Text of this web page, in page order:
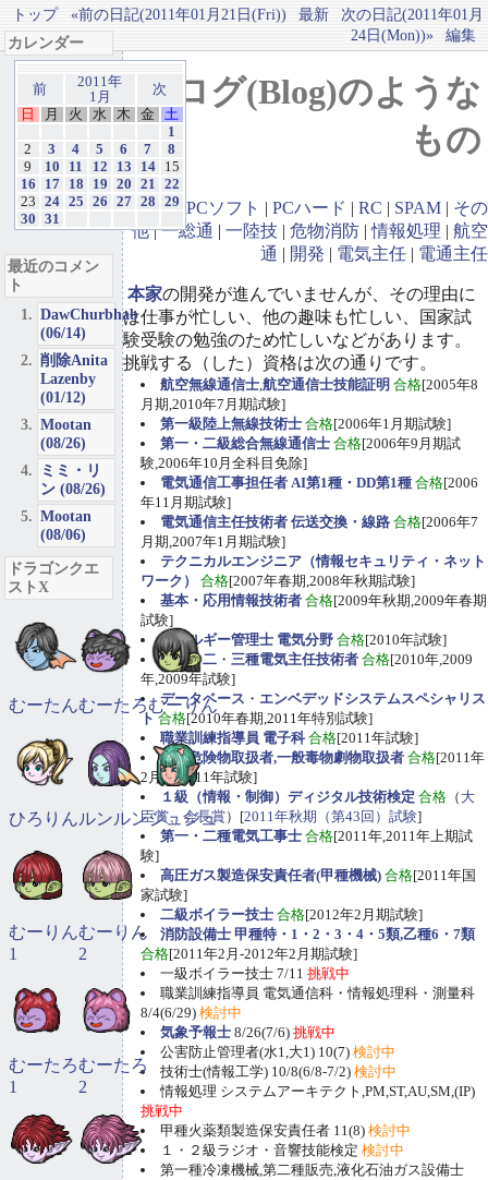
トップ «前の日記(2011年01月21日(Fri)) 最新
次の日記(2011年01月
24日(Mon))»
編集
ブログ(Blog)のような
もの
GBA| PCソフト | PCハード | RC | SPAM | その
他|一総通 | 一陸技 | 危物消防 |情報処理 | 航空
通 | 開発 | 電気主任 | 電通主任
本家の開発が進んでいませんが、その理由に
は仕事が忙しい、他の趣味も忙しい、国家試
験受験の勉強のため忙しいなどがあります。
挑戦する（した）資格は次の通りです。
航空無線通信士,航空通信士技能証明 合格[2005年8
月期,2010年7月期試験]
第一級陸上無線技術士 合格[2006年1月期試験]
第一・二級総合無線通信士 合格[2006年9月期試
験,2006年10月全科目免除]
電気通信工事担任者 AI第1種・DD第1種 合格[2006
年11月期試験]
電気通信主任技術者 伝送交換・線路 合格[2006年7
月期,2007年1月期試験]
テクニカルエンジニア（情報セキュリティ・ネット
ワーク）
合格[2007年春期,2008年秋期試験]
基本・応用情報技術者 合格[2009年秋期,2009年春期
試験]
エネルギー管理士 電気分野 合格[2010年試験]
第一・二 ・ 三種電気主任技術者 合格[2010年,2009
年,2009年試験]
データベース ・ エンベデッドシステムスペシャリス
ト 合格[2010年春期,2011年特別試験]
職業訓練指導員 電子科 合格[2011年試験]
甲種危険物取扱者,一般毒物劇物取扱者 合格[2011年
2月期,2011年試験]
１級（情報・制御）ディジタル技術検定 合格 （ 大
臣賞、会長賞）[2011年秋期（第43回）試験]
第一・二種電気工事士 合格[2011年,2011年上期試
験]
高圧ガス製造保安責任者(甲種機械) 合格[2011年国
家試験]
二級ボイラー技士 合格[2012年2月期試験]
消防設備士 甲種特・1・2・3・4・5類,乙種6・7類
合格[2011年2月-2012年2月期試験]
一級ボイラー技士 7/11 挑戦中
職業訓練指導員 電気通信科・情報処理科・測量科
8/4(6/29) 検討中
気象予報士 8/26(7/6) 挑戦中
公害防止管理者(水1,大1) 10(7) 検討中
技術士(情報工学) 10/8(6/8-7/2) 検討中
情報処理 システムアーキテクト,PM,ST,AU,SM,(IP)
挑戦中
甲種火薬類製造保安責任者 11(8) 検討中
１・２級ラジオ・音響技能検定 検討中
第一種冷凍機械,第二種販売,液化石油ガス設備士
カレンダー
前
2011年
1月
次
日
月 火 水 木 金
土
1
2
3 4 5 6 7
8
9
10 11 12 13 14
15
16
17 18 19 20 21
22
23
24 25 26 27 28
29
30
31
最近のコメン
ト
DawChurbhab
(06/14)
削除Anita
Lazenby
(01/12)
Mootan
(08/26)
ミミ・リ
ン (08/26)
Mootan
(08/06)
ドラゴンクエ
ストX
むーたんむーたろむーりん
ひろりんルンルンジュジュ
むーりん
1
むーりん
2
むーたろ
1
むーたろ
2